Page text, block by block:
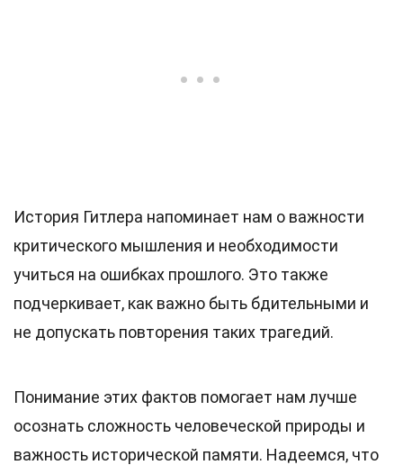
История Гитлера напоминает нам о важности
критического мышления и необходимости
учиться на ошибках прошлого. Это также
подчеркивает, как важно быть бдительными и
не допускать повторения таких трагедий.
Понимание этих фактов помогает нам лучше
осознать сложность человеческой природы и
важность исторической памяти. Надеемся, что